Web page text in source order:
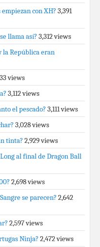
con XH? 3,391
llama así? 3,312 views
la República eran
views
3,112 views
el pescado? 3,111 views
3,028 views
tinta? 2,929 views
al final de Dragon Ball
2,698 views
se parecen? 2,642
2,597 views
Ninja? 2,472 views